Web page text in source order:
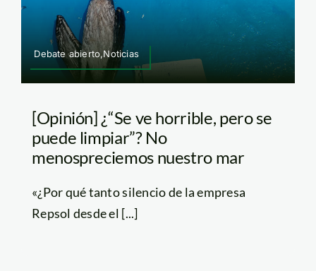
Debate abierto,Noticias
[Opinión] ¿“Se ve horrible, pero se
puede limpiar”? No
menospreciemos nuestro mar
«¿Por qué tanto silencio de la empresa
Repsol desde el [...]